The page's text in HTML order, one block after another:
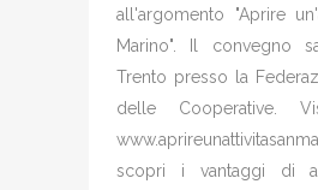
all'argomento "Aprire
Marino". Il convegno
Trento presso la
delle Cooperative.
scopri i vantaggi di